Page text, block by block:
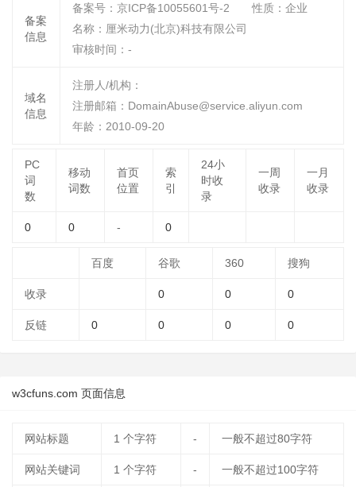
备案
信息
备案号：京ICP备10055601号-2 性质： 企业
名称： 厘米动力(北京)科技有限公司
审核时间： -
域名
信息
注册人/机构：
注册邮箱：DomainAbuse@service.aliyun.com
年龄：2010-09-20
PC
词
数
移动
词数
首页
位置
索
引
24小
时收
录
一周
收录
一月
收录
0 0 - 0
百度 谷歌 360 搜狗
收录 0 0 0
反链 0 0 0 0
w3cfuns.com 页面信息
网站标题 1 个字符 - 一般不超过80字符
网站关键词 1 个字符 - 一般不超过100字符